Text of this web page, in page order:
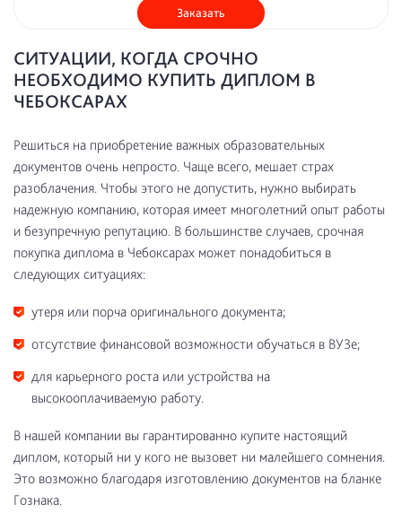
Заказать
СИТУАЦИИ, КОГДА СРОЧНО
НЕОБХОДИМО КУПИТЬ ДИПЛОМ В
ЧЕБОКСАРАХ
Решиться на приобретение важных образовательных
документов очень непросто. Чаще всего, мешает страх
разоблачения. Чтобы этого не допустить, нужно выбирать
надежную компанию, которая имеет многолетний опыт работы
и безупречную репутацию. В большинстве случаев, срочная
покупка диплома в Чебоксарах может понадобиться в
следующих ситуациях:
утеря или порча оригинального документа;
отсутствие финансовой возможности обучаться в ВУЗе;
для карьерного роста или устройства на
высокооплачиваемую работу.
В нашей компании вы гарантированно купите настоящий
диплом, который ни у кого не вызовет ни малейшего сомнения.
Это возможно благодаря изготовлению документов на бланке
Гознака.